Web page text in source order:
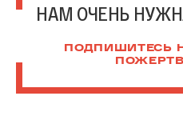
НАМ ОЧЕНЬ
ПОДПИШИТЕСЬ